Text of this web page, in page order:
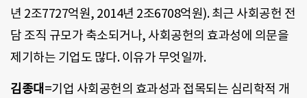
년 2조7727억원, 2014년 2조6708억원). 최근 사회공헌 전
담 조직 규모가 축소되거나, 사회공헌의 효과성에 의문을
제기하는 기업도 많다. 이유가 무엇일까.
김종대 =기업 사회공헌의 효과성과 접목되는 심리학적 개